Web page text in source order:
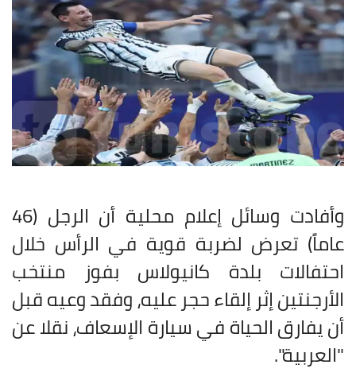
وأفادت وسائل إعلام محلية أن الرجل (46
عاماً) تعرض لضربة قوية في الرأس خلال
احتفالات بلدة كانيولاس بفوز منتخب
الأرجنتين إثر إلقاء حجر عليه، وفقد وعيه قبل
أن يفارق الحياة في سيارة الإسعاف، نقلا عن
"العربية".